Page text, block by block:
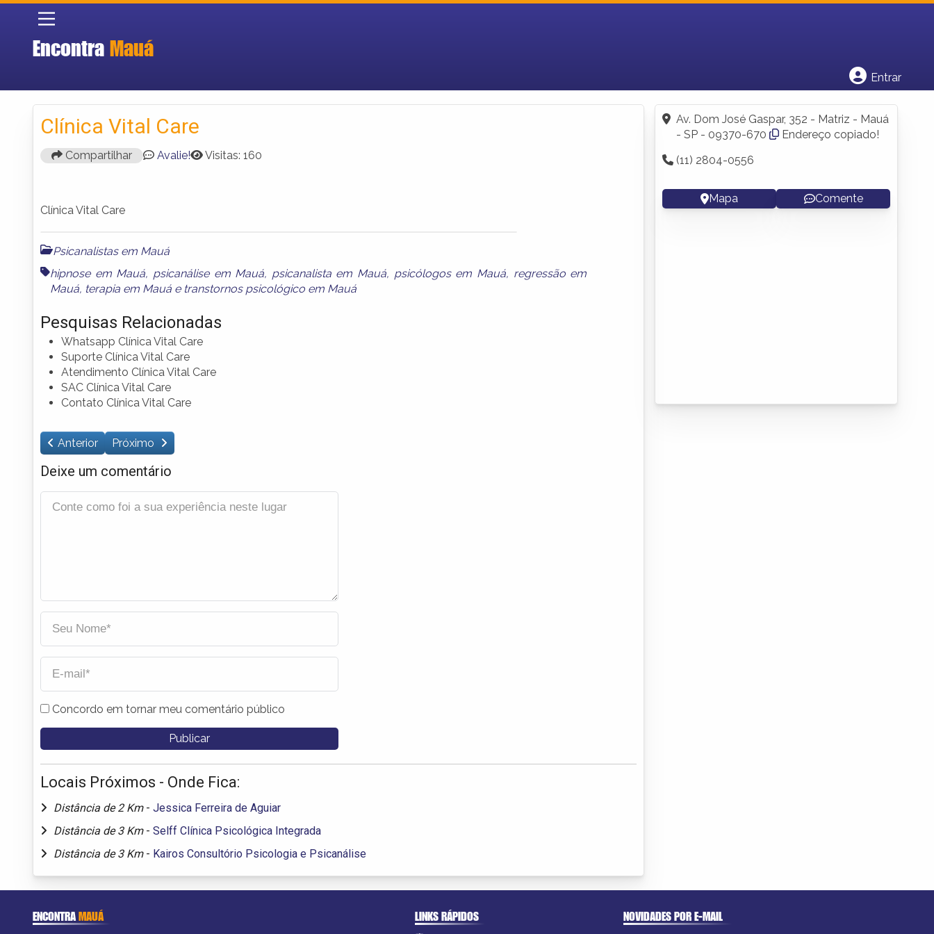
Encontra Mauá
Entrar
Clínica Vital Care
Compartilhar Avalie! Visitas: 160
Clínica Vital Care
Psicanalistas em Mauá
hipnose em Mauá, psicanálise em Mauá, psicanalista em Mauá, psicólogos em Mauá, regressão em
Mauá, terapia em Mauá e transtornos psicológico em Mauá
Pesquisas Relacionadas
Whatsapp Clínica Vital Care
Suporte Clínica Vital Care
Atendimento Clínica Vital Care
SAC Clínica Vital Care
Contato Clínica Vital Care
Anterior Próximo
Deixe um comentário
Concordo em tornar meu comentário público
Locais Próximos - Onde Fica:
Distância de 2 Km - Jessica Ferreira de Aguiar
Distância de 3 Km - Selff Clínica Psicológica Integrada
Distância de 3 Km - Kairos Consultório Psicologia e Psicanálise
Av. Dom José Gaspar, 352 - Matriz - Mauá
- SP - 09370-670
Endereço copiado!
(11) 2804-0556
Mapa Comente
ENCONTRAMAUÁ LINKS RÁPIDOS NOVIDADES POR E-MAIL